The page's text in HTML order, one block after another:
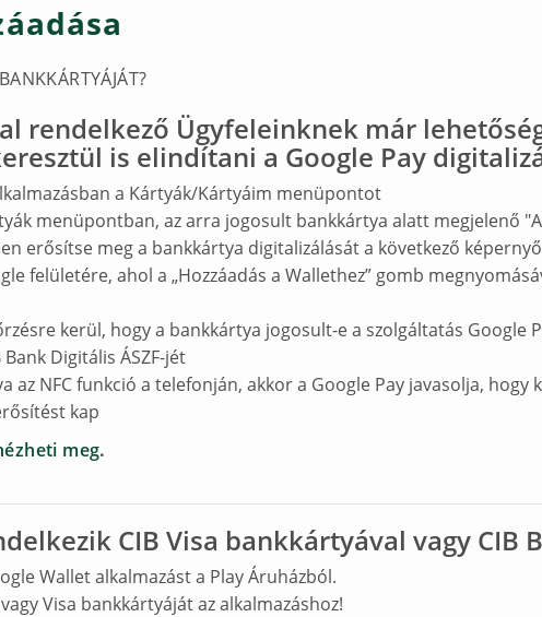
rendelkező Ügyfeleinknek már
is elindítani a Google Pay
a Kártyák/Kártyáim menüpontot
menüpontban, az arra jogosult bankkártya alatt megjelenő
erősítse meg a bankkártya digitalizálását a következő
felületére, ahol a „Hozzáadás a Wallethez” gomb
kerül, hogy a bankkártya jogosult-e a szolgáltatás Google
Digitális ÁSZF-jét
az NFC funkció a telefonján, akkor a Google Pay javasolja, hogy
kap
meg.
CIB Visa bankkártyával vagy CIB
Wallet alkalmazást a Play Áruházból.
Visa bankkártyáját az alkalmazáshoz!